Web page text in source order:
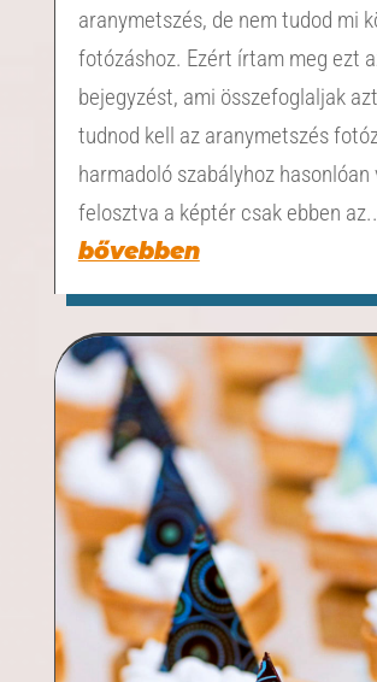
aranymetszés, de nem tudod mi
fotózáshoz. Ezért írtam meg ezt
bejegyzést, ami összefoglaljak
tudnod kell az aranymetszés
harmadoló szabályhoz hasonlóan
felosztva a képtér csak ebben
bővebben